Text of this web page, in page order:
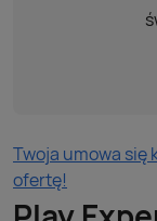
Twoja umowa się
ofertę!